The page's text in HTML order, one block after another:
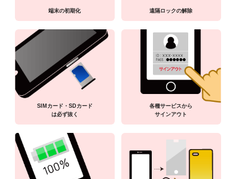
端末の初期化 遠隔ロックの解除
SIMカード・SDカード
は必ず抜く
各種サービスから
サインアウト